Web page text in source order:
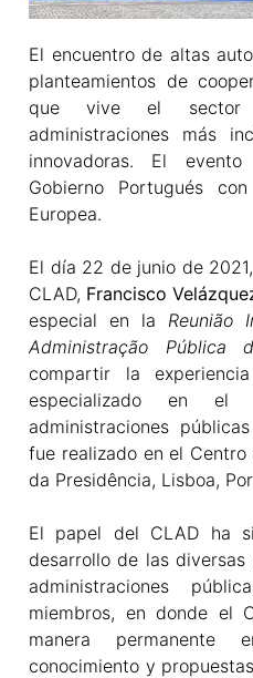
El encuentro de altas
planteamientos de
que vive el sector
administraciones más
innovadoras. El
Gobierno Portugués
Europea.
El día 22 de junio de
CLAD, Francisco
especial en la Reunião
Administração Pública
compartir la
especializado en el
administraciones
fue realizado en el
da Presidência, Lisboa,
El papel del CLAD ha
desarrollo de las
administraciones
miembros, en donde el
manera
conocimiento y